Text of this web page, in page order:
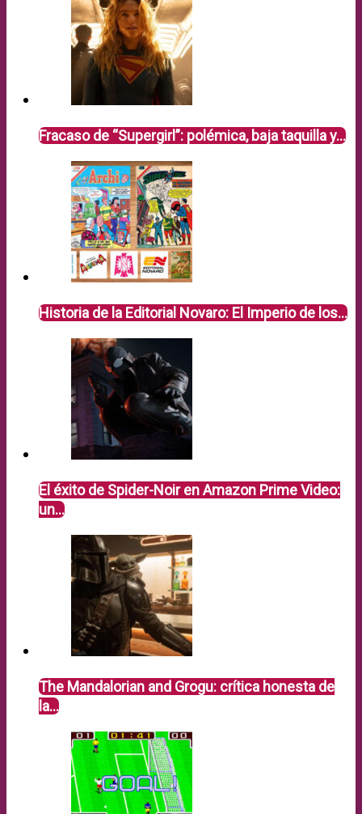
Fracaso de “Supergirl”: polémica, baja taquilla y…
Historia de la Editorial Novaro: El Imperio de los…
El éxito de Spider-Noir en Amazon Prime Video:
un…
The Mandalorian and Grogu: crítica honesta de
la…